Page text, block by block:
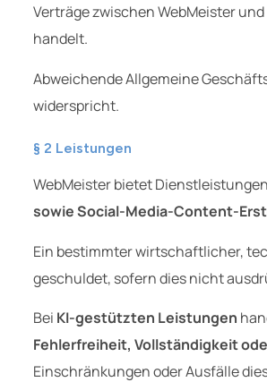
Verträge zwischen WebMeister
handelt.
Abweichende Allgemeine
widerspricht.
§ 2 Leistungen
WebMeister bietet
sowie Social-Media-Content-
Ein bestimmter wirtschaftlicher,
geschuldet, sofern dies nicht
Bei KI-gestützten Leistungen
Fehlerfreiheit, Vollständigkeit
Einschränkungen oder Ausfälle